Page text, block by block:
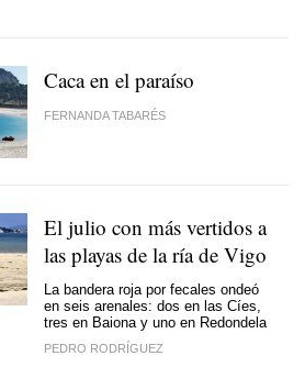
Caca en el paraíso
FERNANDA TABARÉS
El julio con más vertidos a
las playas de la ría de Vigo
La bandera roja por fecales ondeó
en seis arenales: dos en las Cíes,
tres en Baiona y uno en Redondela
PEDRO RODRÍGUEZ